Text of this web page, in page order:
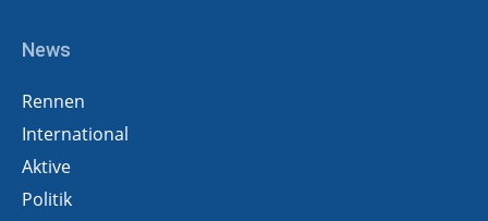
News
Rennen
International
Aktive
Politik